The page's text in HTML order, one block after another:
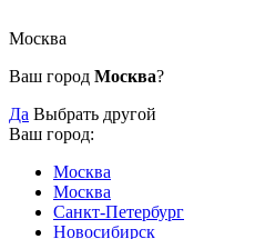
Москва
Ваш город Москва?
Да Выбрать другой
Ваш город:
Москва
Москва
Санкт-Петербург
Новосибирск